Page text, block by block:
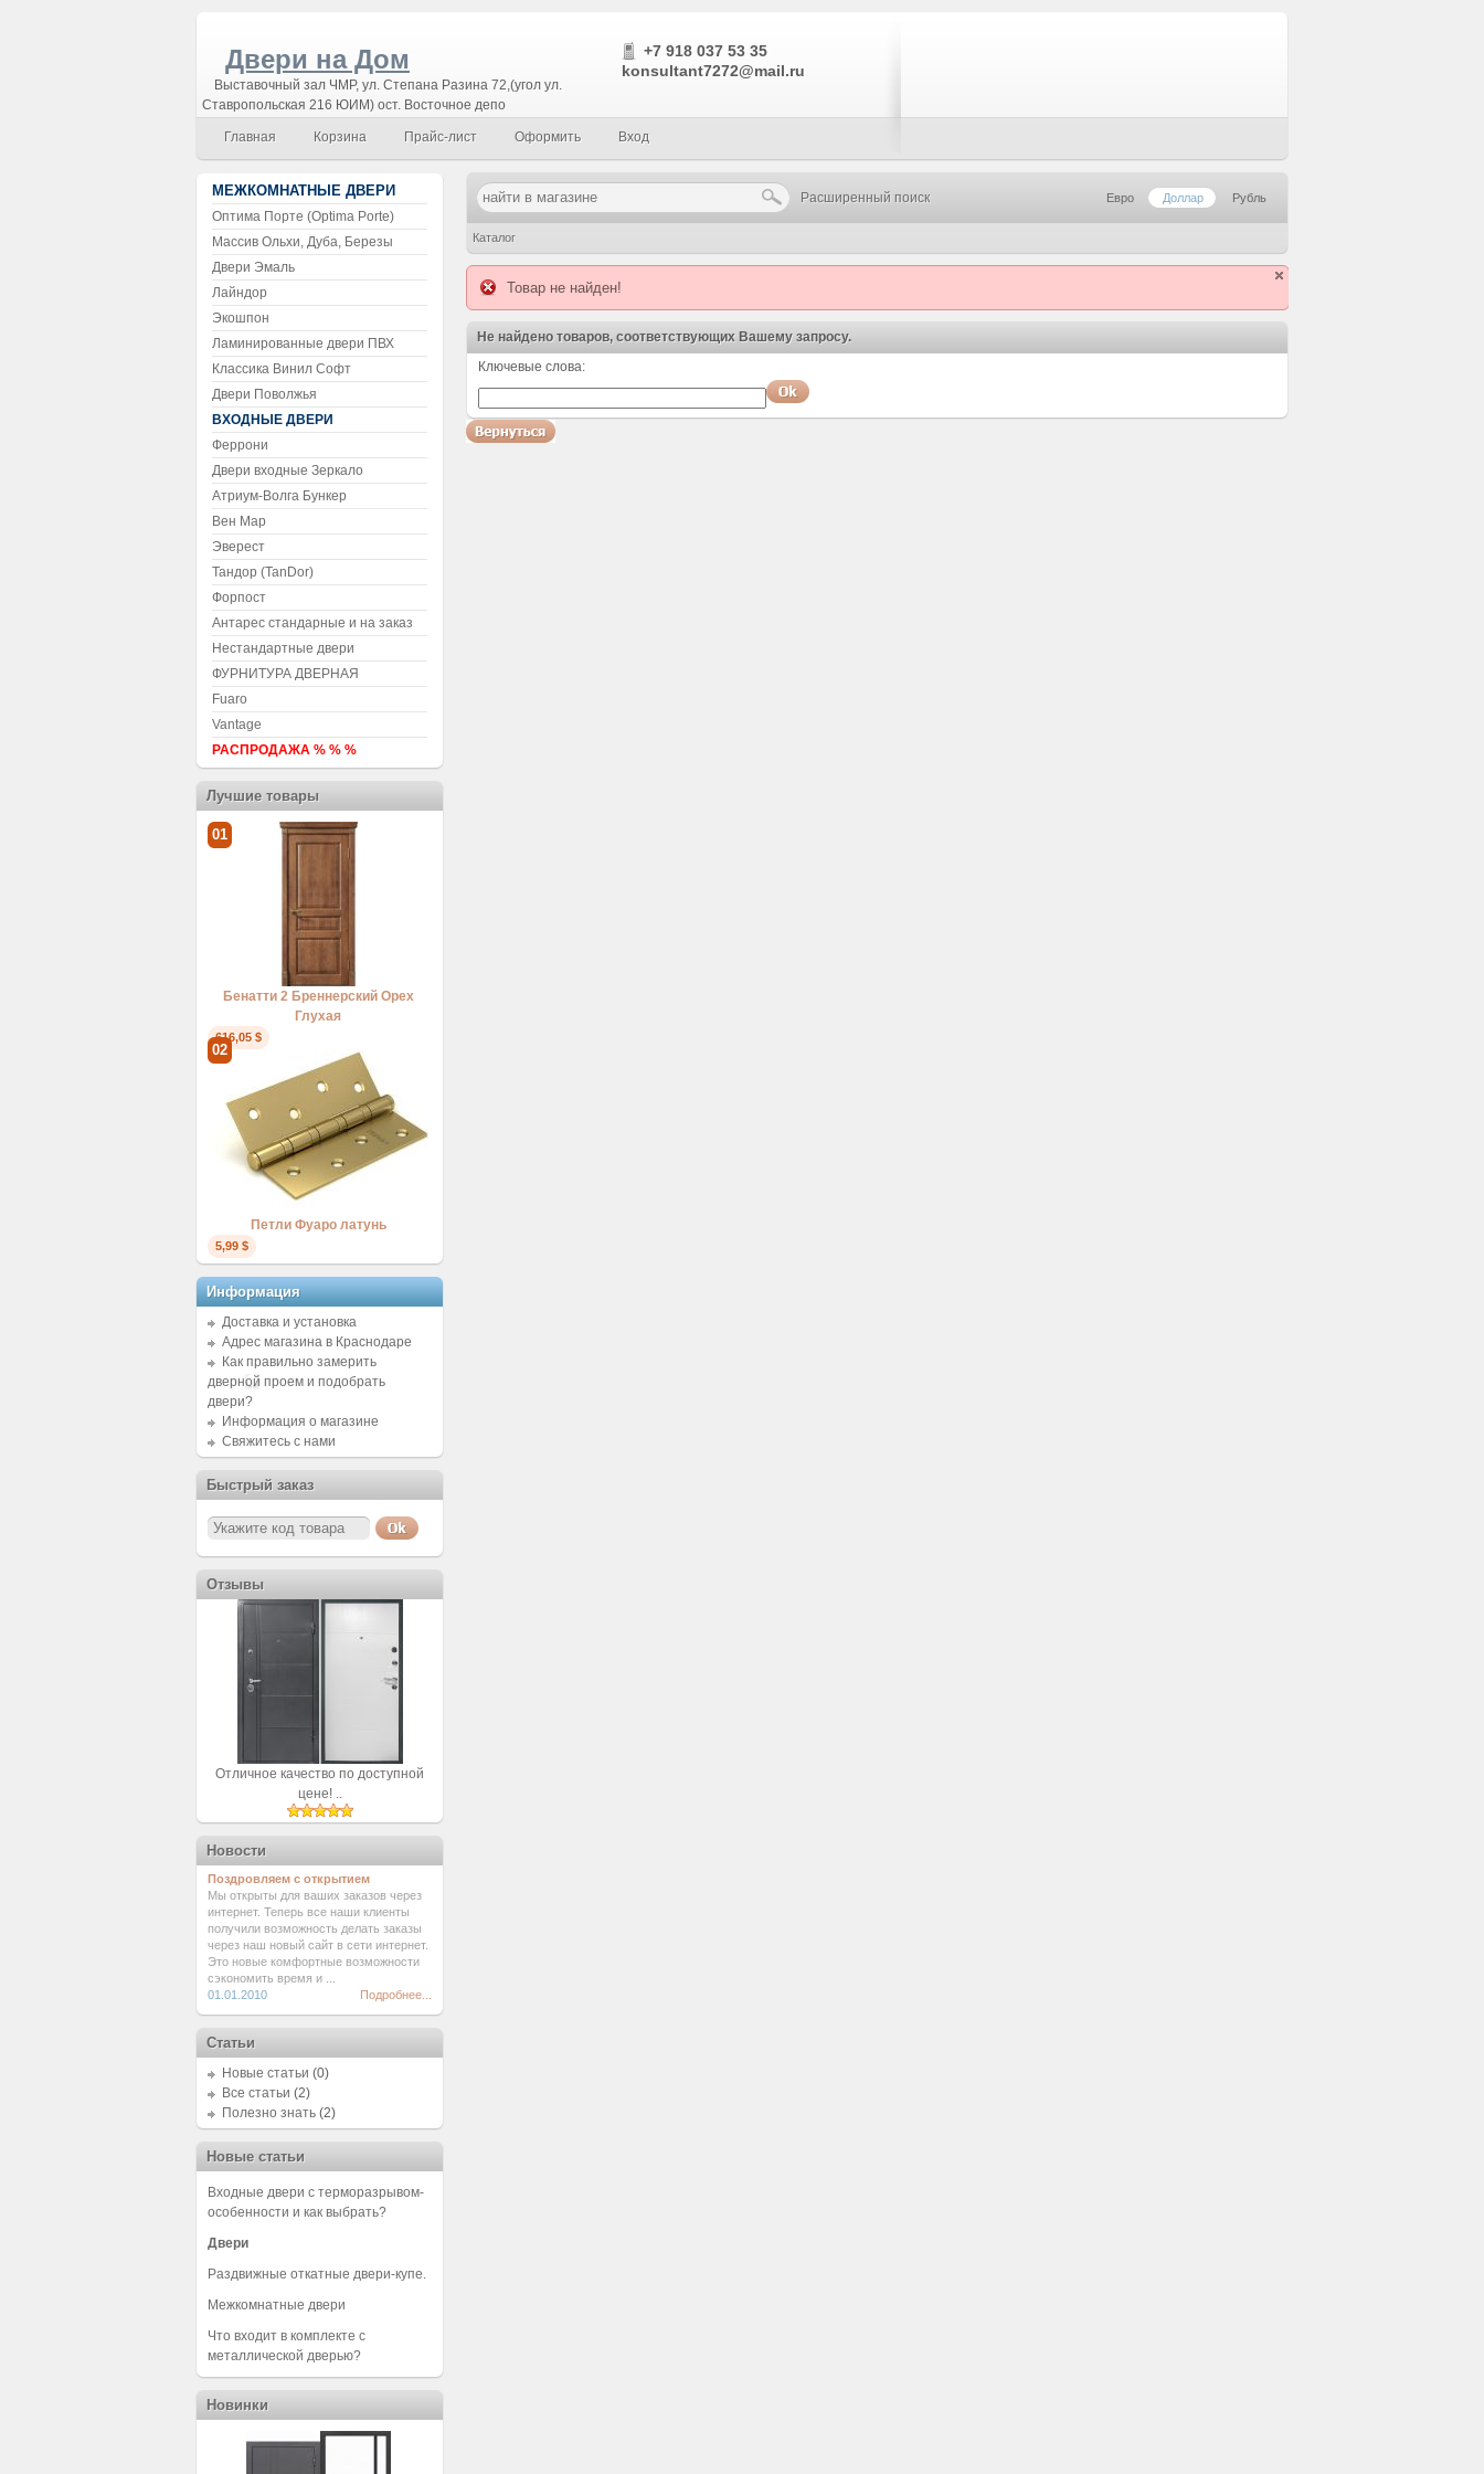
Двери на Дом
Выставочный зал ЧМР, ул. Степана Разина 72,(угол ул.
Ставропольская 216 ЮИМ) ост. Восточное депо
+7 918 037 53 35
konsultant7272@mail.ru
Главная Корзина Прайс-лист Оформить Вход
Расширенный поиск Евро Доллар Рубль
Каталог
Товар не найден!
Не найдено товаров, соответствующих Вашему запросу.
Воспользуйтесь поиском!
Ключевые слова:
МЕЖКОМНАТНЫЕ ДВЕРИ
Оптима Порте (Optima Porte)
Массив Ольхи, Дуба, Березы
Двери Эмаль
Лайндор
Экошпон
Ламинированные двери ПВХ
Классика Винил Софт
Двери Поволжья
ВХОДНЫЕ ДВЕРИ
Феррони
Двери входные Зеркало
Атриум-Волга Бункер
Вен Мар
Эверест
Тандор (TanDor)
Форпост
Антарес стандарные и на заказ
Нестандартные двери
ФУРНИТУРА ДВЕРНАЯ
Fuaro
Vantage
РАСПРОДАЖА % % %
Лучшие товары
01
Бенатти 2 Бреннерский Орех
Глухая
616,05 $
02
Петли Фуаро латунь
5,99 $
Информация
Доставка и установка
Адрес магазина в Краснодаре
Как правильно замерить
дверной проем и подобрать
двери?
Информация о магазине
Свяжитесь с нами
Быстрый заказ
Отзывы
Отличное качество по доступной
цене! ..
Новости
Поздровляем с открытием
Мы открыты для ваших заказов через
интернет. Теперь все наши клиенты
получили возможность делать заказы
через наш новый сайт в сети интернет.
Это новые комфортные возможности
сэкономить время и ...
01.01.2010
Подробнее...
Статьи
Новые статьи (0)
Все статьи (2)
Полезно знать (2)
Новые статьи
Входные двери с терморазрывом-
особенности и как выбрать?
Двери
Раздвижные откатные двери-купе.
Межкомнатные двери
Что входит в комплекте с
металлической дверью?
Новинки